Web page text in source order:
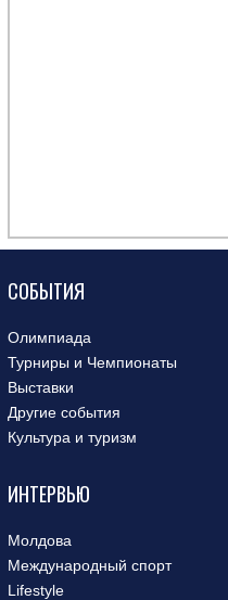
СОБЫТИЯ
Олимпиада
Турниры и Чемпионаты
Выставки
Другие события
Культура и туризм
ИНТЕРВЬЮ
Молдова
Международный спорт
Lifestyle